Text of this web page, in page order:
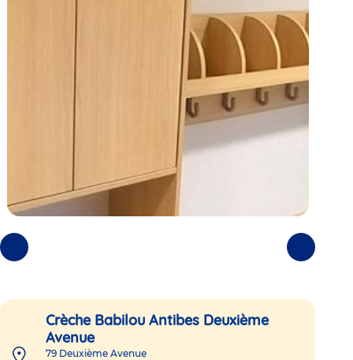
Photos
précédentes
Photos
suivantes
Crèche Babilou Antibes Deuxième
Avenue
79 Deuxième Avenue